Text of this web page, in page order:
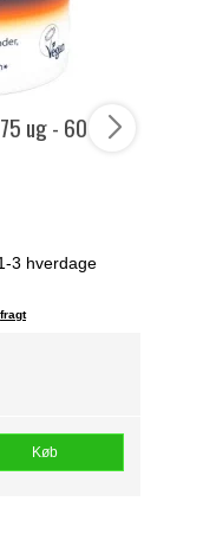
ug - 60
3 hverdage
fragt
Køb